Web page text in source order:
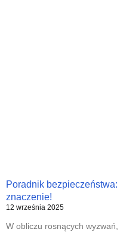
Poradnik
znaczenie!
12 września 2025
W obliczu rosnących